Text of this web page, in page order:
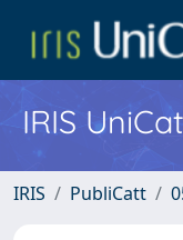
IRIS
IRIS PubliCatt